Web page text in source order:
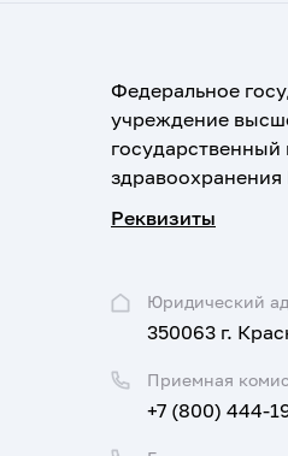
Федеральное
учреждение
Реквизиты
Юридический
350063 г.
Приемная
+7 (800) 444-